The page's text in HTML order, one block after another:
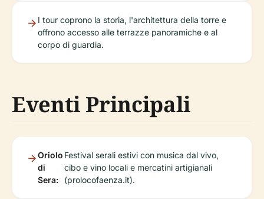
I tour coprono la storia, l'architettura della torre e
offrono accesso alle terrazze panoramiche e al
corpo di guardia.
Eventi Principali
Oriolo
di
Sera:
Festival serali estivi con musica dal vivo,
cibo e vino locali e mercatini artigianali
(prolocofaenza.it).